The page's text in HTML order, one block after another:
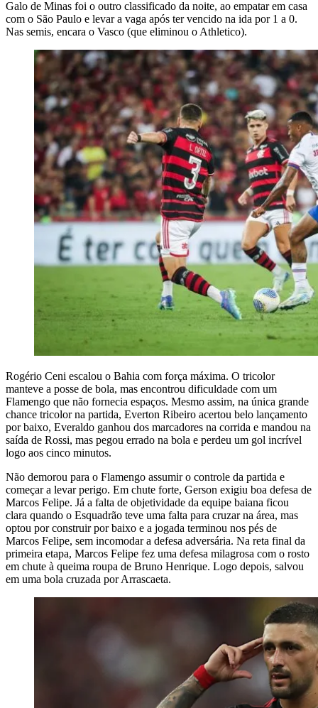
Galo de Minas foi o outro classificado da noite, ao empatar em casa
com o São Paulo e levar a vaga após ter vencido na ida por 1 a 0.
Nas semis, encara o Vasco (que eliminou o Athletico).
Rogério Ceni escalou o Bahia com força máxima. O tricolor
manteve a posse de bola, mas encontrou dificuldade com um
Flamengo que não fornecia espaços. Mesmo assim, na única grande
chance tricolor na partida, Everton Ribeiro acertou belo lançamento
por baixo, Everaldo ganhou dos marcadores na corrida e mandou na
saída de Rossi, mas pegou errado na bola e perdeu um gol incrível
logo aos cinco minutos.
Não demorou para o Flamengo assumir o controle da partida e
começar a levar perigo. Em chute forte, Gerson exigiu boa defesa de
Marcos Felipe. Já a falta de objetividade da equipe baiana ficou
clara quando o Esquadrão teve uma falta para cruzar na área, mas
optou por construir por baixo e a jogada terminou nos pés de
Marcos Felipe, sem incomodar a defesa adversária. Na reta final da
primeira etapa, Marcos Felipe fez uma defesa milagrosa com o rosto
em chute à queima roupa de Bruno Henrique. Logo depois, salvou
em uma bola cruzada por Arrascaeta.